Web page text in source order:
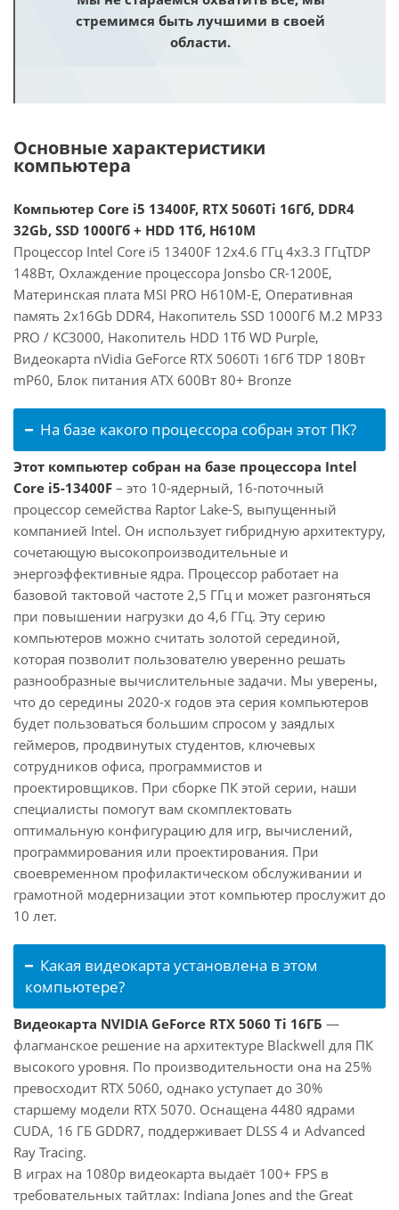
стремимся быть лучшими в своей
области.
Основные характеристики
компьютера
Компьютер Core i5 13400F, RTX 5060Ti 16Гб, DDR4
32Gb, SSD 1000Гб + HDD 1Тб, H610M
Процессор Intel Core i5 13400F 12x4.6 ГГц 4x3.3 ГГцTDP
148Вт, Охлаждение процессора Jonsbo CR-1200E,
Материнская плата MSI PRO H610M-E, Оперативная
память 2x16Gb DDR4, Накопитель SSD 1000Гб M.2 MP33
PRO / KC3000, Накопитель HDD 1Тб WD Purple,
Видеокарта nVidia GeForce RTX 5060Ti 16Гб TDP 180Вт
mP60, Блок питания ATX 600Вт 80+ Bronze
На базе какого процессора собран этот ПК?
Этот компьютер собран на базе процессора Intel
Core i5-13400F – это 10-ядерный, 16-поточный
процессор семейства Raptor Lake-S, выпущенный
компанией Intel. Он использует гибридную архитектуру,
сочетающую высокопроизводительные и
энергоэффективные ядра. Процессор работает на
базовой тактовой частоте 2,5 ГГц и может разгоняться
при повышении нагрузки до 4,6 ГГц. Эту серию
компьютеров можно считать золотой серединой,
которая позволит пользователю уверенно решать
разнообразные вычислительные задачи. Мы уверены,
что до середины 2020-х годов эта серия компьютеров
будет пользоваться большим спросом у заядлых
геймеров, продвинутых студентов, ключевых
сотрудников офиса, программистов и
проектировщиков. При сборке ПК этой серии, наши
специалисты помогут вам скомплектовать
оптимальную конфигурацию для игр, вычислений,
программирования или проектирования. При
своевременном профилактическом обслуживании и
грамотной модернизации этот компьютер прослужит до
10 лет.
Какая видеокарта установлена в этом
компьютере?
Видеокарта NVIDIA GeForce RTX 5060 Ti 16ГБ —
флагманское решение на архитектуре Blackwell для ПК
высокого уровня. По производительности она на 25%
превосходит RTX 5060, однако уступает до 30%
старшему модели RTX 5070. Оснащена 4480 ядрами
CUDA, 16 ГБ GDDR7, поддерживает DLSS 4 и Advanced
Ray Tracing.
В играх на 1080p видеокарта выдаёт 100+ FPS в
требовательных тайтлах: Indiana Jones and the Great